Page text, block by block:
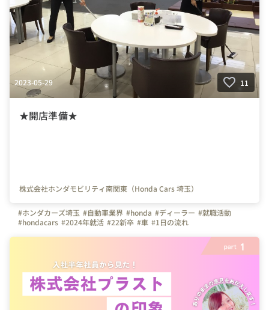
2023-05-29 11
★開店準備★
株式会社ホンダモビリティ南関東（Honda Cars 埼玉）
#ホンダカーズ埼玉 #自動車業界 #honda #ディーラー #就職活動
#hondacars #2024年就活 #22新卒 #車 #1日の流れ